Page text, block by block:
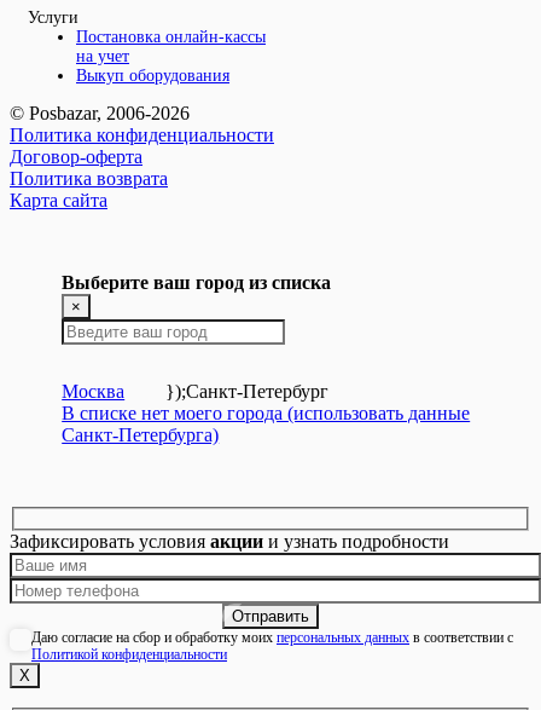
Услуги
Постановка онлайн-кассы
на учет
Выкуп оборудования
© Posbazar, 2006-2026
Политика конфиденциальности
Договор-оферта
Политика возврата
Карта сайта
Выберите ваш город из списка
×
Москва });Санкт-Петербург
В списке нет моего города (использовать данные
Санкт-Петербурга)
Зафиксировать условия акции и узнать подробности
Даю согласие на сбор и обработку моих персональных данных в соответствии с
Политикой конфиденциальности
Х